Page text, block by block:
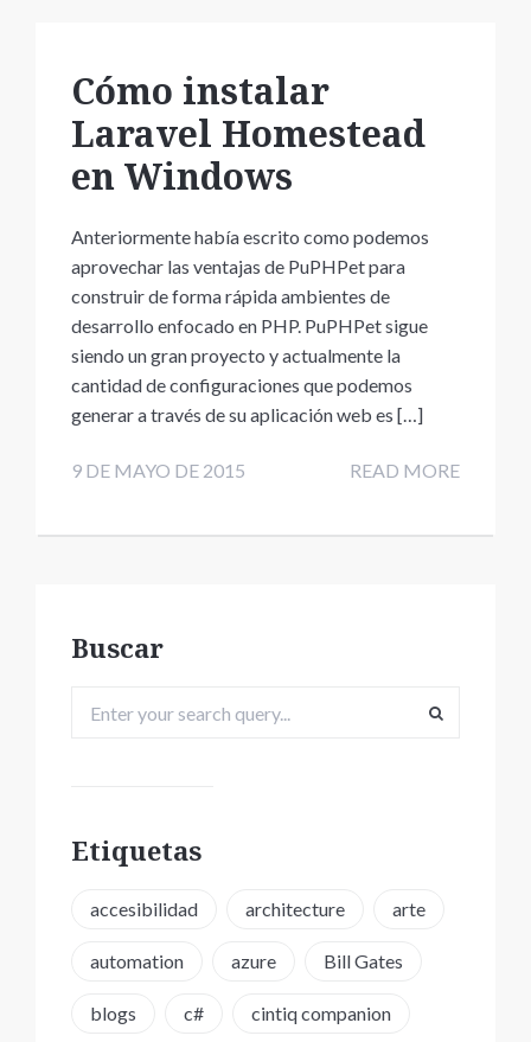
Cómo instalar
Laravel Homestead
en Windows
Anteriormente había escrito como podemos
aprovechar las ventajas de PuPHPet para
construir de forma rápida ambientes de
desarrollo enfocado en PHP. PuPHPet sigue
siendo un gran proyecto y actualmente la
cantidad de configuraciones que podemos
generar a través de su aplicación web es […]
9 DE MAYO DE 2015 READ MORE
Buscar
Etiquetas
accesibilidad architecture arte
automation azure Bill Gates
blogs c# cintiq companion